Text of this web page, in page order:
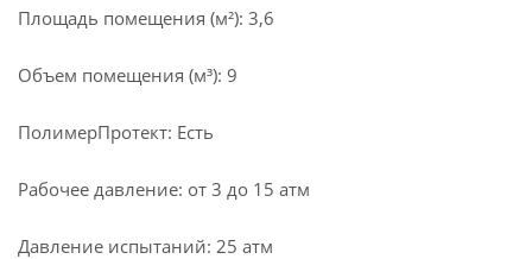
Площадь помещения (м²): 3,6
Объем помещения (м³): 9
ПолимерПротект: Есть
Рабочее давление: от 3 до 15 атм
Давление испытаний: 25 атм